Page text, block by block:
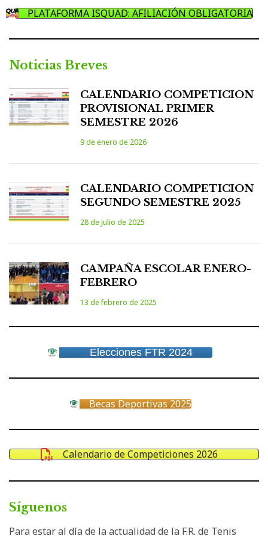
PLATAFORMA ISQUAD: AFILIACIÓN OBLIGATORIA
Noticias Breves
CALENDARIO COMPETICION
PROVISIONAL PRIMER
SEMESTRE 2026
9 de enero de 2026
CALENDARIO COMPETICION
SEGUNDO SEMESTRE 2025
28 de julio de 2025
CAMPAÑA ESCOLAR ENERO-
FEBRERO
13 de febrero de 2025
Elecciones FTR 2024
Becas Deportivas 2025
Calendario de Competiciones 2026
Síguenos
Para estar al día de la actualidad de la F.R. de Tenis